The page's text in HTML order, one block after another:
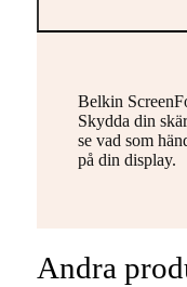
Belkin
Skydda din
se vad som
på din display.
Andra